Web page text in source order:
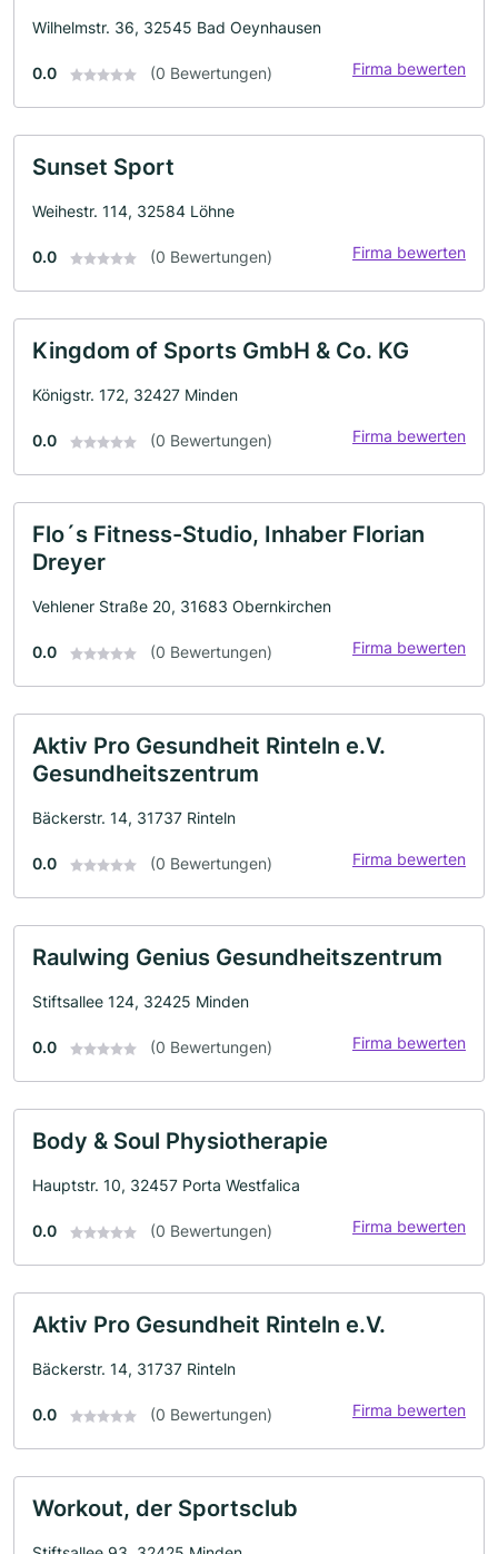
Wilhelmstr. 36, 32545 Bad Oeynhausen
0.0 (0 Bewertungen) Firma bewerten
Sunset Sport
Weihestr. 114, 32584 Löhne
0.0 (0 Bewertungen) Firma bewerten
Kingdom of Sports GmbH & Co. KG
Königstr. 172, 32427 Minden
0.0 (0 Bewertungen) Firma bewerten
Flo´s Fitness-Studio, Inhaber Florian
Dreyer
Vehlener Straße 20, 31683 Obernkirchen
0.0 (0 Bewertungen) Firma bewerten
Aktiv Pro Gesundheit Rinteln e.V.
Gesundheitszentrum
Bäckerstr. 14, 31737 Rinteln
0.0 (0 Bewertungen) Firma bewerten
Raulwing Genius Gesundheitszentrum
Stiftsallee 124, 32425 Minden
0.0 (0 Bewertungen) Firma bewerten
Body & Soul Physiotherapie
Hauptstr. 10, 32457 Porta Westfalica
0.0 (0 Bewertungen) Firma bewerten
Aktiv Pro Gesundheit Rinteln e.V.
Bäckerstr. 14, 31737 Rinteln
0.0 (0 Bewertungen) Firma bewerten
Workout, der Sportsclub